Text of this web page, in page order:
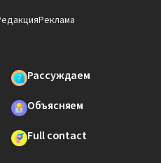
Реклама
Рассуждаем
Объясняем
Full contact